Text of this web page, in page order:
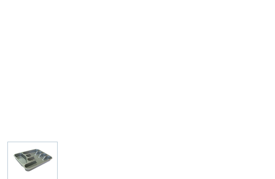
Подарочные сертификаты